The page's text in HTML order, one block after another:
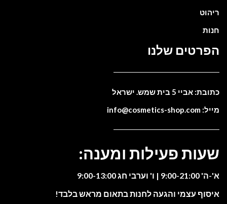
ריהוט
חנות
הפרטים שלנו
כתובת: אביי 5 בית שמש. ישראל
מייל: info@cosmetics-shop.com
שעות פעילות ומענה:
א'-ה' 9:00-21:00 | ו' וערבי חג 9:00-13:00
איסוף עצמי והגעה לחנות בתאום מראש בלבד!